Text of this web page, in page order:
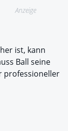
Anzeige
ist, kann
Ball seine
professioneller